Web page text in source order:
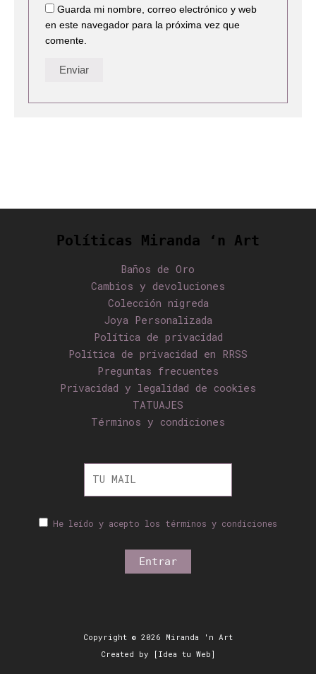
Guarda mi nombre, correo electrónico y web
en este navegador para la próxima vez que
comente.
Políticas Miranda ‘n Art
Baños de Oro
Cambios y devoluciones
Colección nigreda
Joya Personalizada
Política de privacidad
Política de privacidad en RRSS
Preguntas frecuentes
Privacidad y legalidad de cookies
TATUAJES
Términos y condiciones
He leído y acepto los términos y condiciones
Copyright © 2026 Miranda 'n Art
Created by [Idea tu Web]